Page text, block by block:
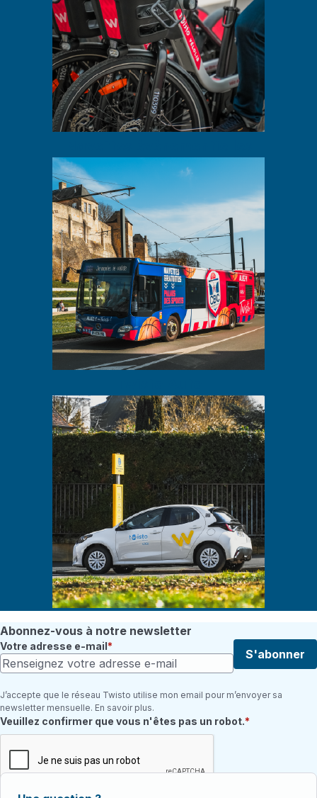
Abonnez-vous à notre newsletter
Votre adresse e-mail
S'abonner
J’accepte que le réseau Twisto utilise mon email pour m’envoyer sa
newsletter mensuelle. En savoir plus.
Champ requis
Veuillez confirmer que vous n'êtes pas un robot.